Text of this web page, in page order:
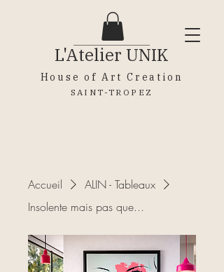
L'Atelier UNIK
House of Art Creation
SAINT-TROPEZ
Accueil
ALIN - Tableaux
Insolente mais pas que...